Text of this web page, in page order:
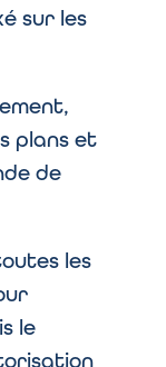
sur les
plans et
de
les
le